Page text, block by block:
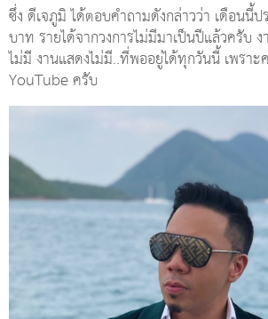
ซึ่ง ดีเจภูมิ ได้ตอบคำถามดังกล่าวว่า เดือนนี้
บาท รายได้จากวงการไม่มีมาเป็นปีแล้วครับ
ไม่มี งานแสดงไม่มี..ที่พออยู่ได้ทุกวันนี้ เพราะ
YouTube ครับ